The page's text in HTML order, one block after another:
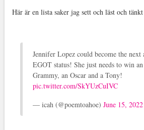
Här är en lista saker jag sett och läst och
Jennifer Lopez could become the next
EGOT status! She just needs to win
Grammy, an Oscar and a Tony!
pic.twitter.com/SkYUzCuIVC
— icah (@poemtoahoe) June 15, 2022